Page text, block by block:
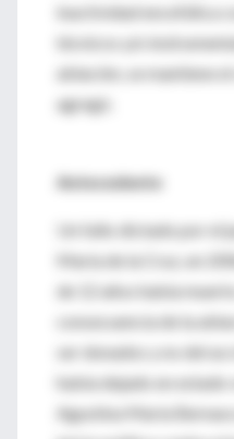
inactividad encefálica
técnicos y/o
ablación, se mantiene
agregó.
Antecedente
Un fallo dictado por el
María de la Cruz, en
de 12 años había
consecuencia de la
ser donados y no del
había dejado en
Agustina María